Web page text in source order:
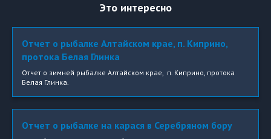
Это интересно
Отчет о рыбалке Алтайском крае, п. Киприно,
протока Белая Глинка
Отчет о зимней рыбалке Алтайском крае, п. Киприно, протока
Белая Глинка.
Отчет о рыбалке на карася в Серебряном бору